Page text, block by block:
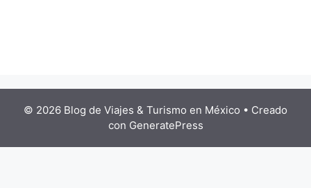
© 2026 Blog de Viajes & Turismo en México • Creado
con GeneratePress